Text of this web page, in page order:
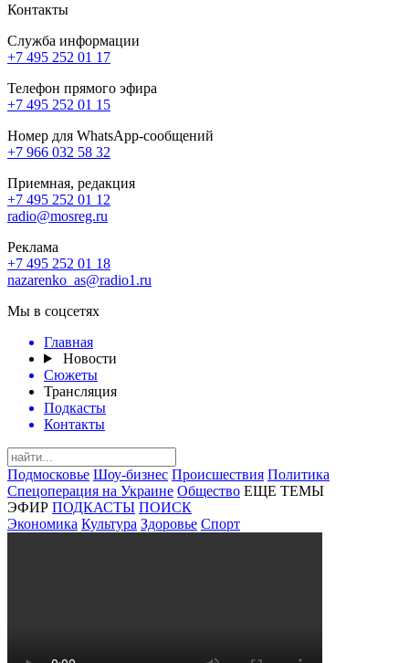
Контакты
Служба информации
+7 495 252 01 17
Телефон прямого эфира
+7 495 252 01 15
Номер для WhatsApp-сообщений
+7 966 032 58 32
Приемная, редакция
+7 495 252 01 12
radio@mosreg.ru
Реклама
+7 495 252 01 18
nazarenko_as@radio1.ru
Мы в соцсетях
Главная
Новости
Сюжеты
Трансляция
Подкасты
Контакты
Подмосковье Шоу-бизнес Происшествия Политика
Спецоперация на Украине Общество ЕЩЕ ТЕМЫ
ЭФИР ПОДКАСТЫ ПОИСК
Экономика Культура Здоровье Спорт